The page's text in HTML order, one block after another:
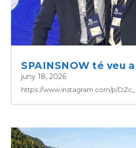
SPAINSNOW té veu a
juny 18, 2026
https://www.instagram.com/p/